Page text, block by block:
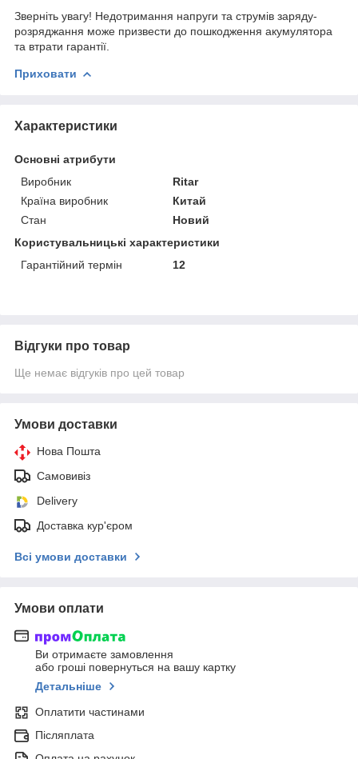
Зверніть увагу! Недотримання напруги та струмів заряду-
розряджання може призвести до пошкодження акумулятора
та втрати гарантії.
Приховати
Характеристики
Основні атрибути
Виробник
Ritar
Країна виробник
Китай
Стан
Новий
Користувальницькі характеристики
Гарантійний термін
12
Відгуки про товар
Ще немає відгуків про цей товар
Умови доставки
Нова Пошта
Самовивіз
Delivery
Доставка кур'єром
Всі умови доставки
Умови оплати
Ви отримаєте замовлення
або гроші повернуться на вашу картку
Детальніше
Оплатити частинами
Післяплата